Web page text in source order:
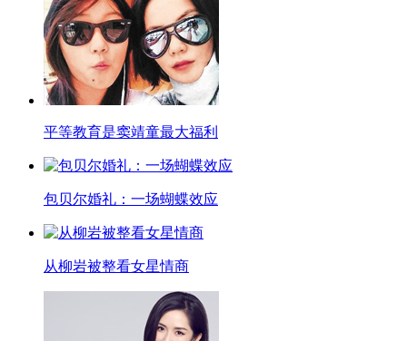
平等教育是窦靖童最大福利
包贝尔婚礼：一场蝴蝶效应
从柳岩被整看女星情商